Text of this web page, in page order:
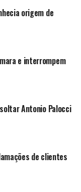
origem de
e interrompem
Antonio Palocci
de clientes